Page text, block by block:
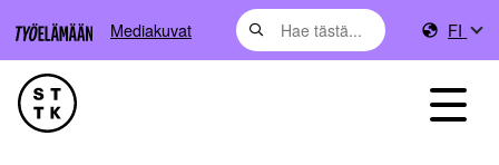
Mediakuvat FI